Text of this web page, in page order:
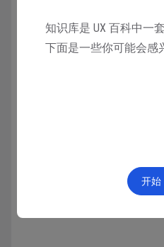
App。
避免使用设置来要求提
信息、辅助功能要求以及
将 App 内设置放在可
知识库是 UX 百科中一
下面是一些你可能会感
开始